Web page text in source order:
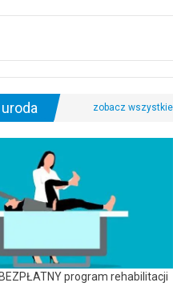
program rehabilitacji